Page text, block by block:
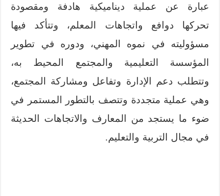
عبارة عن عملية ديناميكية هادفة ومقصودة
تحركها دوافع واتجاهات المعلم، وتتأكد فيها
مسؤوليته في نموه المهني، ودوره في تطوير
المؤسسة التعليمية والمجتمع المحيط به،
وتتطلب دعم الإدارة وتفاعل ومشاركة المجتمع،
وهي عملية متجددة وتتصف بالتطور المستمر في
ضوء ما يستجد من المعارف والاتجاهات الحديثة
في مجال التربية والتعليم.